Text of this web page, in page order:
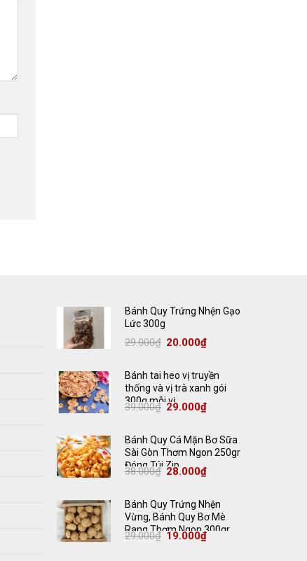
Bánh Quy Trứng Nhện Gạo
Lức 300g
29.000₫ Giá
gốc
20.000₫Giá
20.000₫.
Bánh tai heo vị truyền
thống và vị trà xanh gói
300g mỗi vị
39.000₫ Giá
gốc
29.000₫Giá
29.000₫.
Bánh Quy Cá Mặn Bơ Sữa
Sài Gòn Thơm Ngon 250gr
Đóng Túi Zip
38.000₫ Giá
gốc
28.000₫Giá
28.000₫.
Bánh Quy Trứng Nhện
Vừng, Bánh Quy Bơ Mè
Rang Thơm Ngon 300gr
29.000₫ Giá
gốc
19.000₫Giá